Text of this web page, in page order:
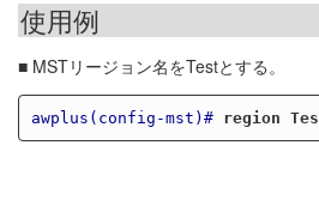
使用例
■ MSTリージョン名をTestとする。
awplus(config-mst)# region